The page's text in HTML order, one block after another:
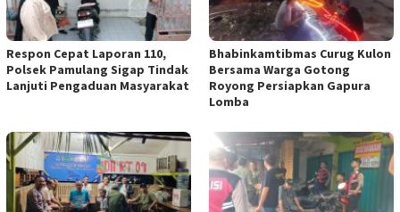
Respon Cepat Laporan 110,
Polsek Pamulang Sigap Tindak
Lanjuti Pengaduan Masyarakat
Bhabinkamtibmas Curug Kulon
Bersama Warga Gotong
Royong Persiapkan Gapura
Lomba